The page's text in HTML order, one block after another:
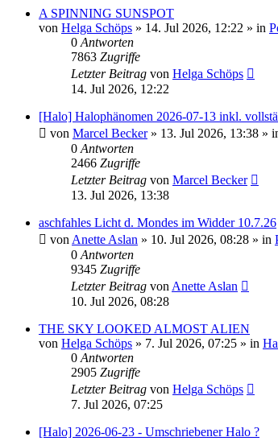
A SPINNING SUNSPOT
von Helga Schöps » 14. Jul 2026, 12:22 » in
0 Antworten
7863 Zugriffe
Letzter Beitrag von Helga Schöps
14. Jul 2026, 12:22
[Halo] Halophänomen 2026-07-13 inkl.
von Marcel Becker» 13. Jul 2026, 13:38 »
0 Antworten
2466 Zugriffe
Letzter Beitrag von Marcel Becker
13. Jul 2026, 13:38
aschfahles Licht d. Mondes im Widder 10.7.26
von Anette Aslan » 10. Jul 2026, 08:28 » in
0 Antworten
9345 Zugriffe
Letzter Beitrag von Anette Aslan
10. Jul 2026, 08:28
THE SKY LOOKED ALMOST ALIEN
von Helga Schöps » 7. Jul 2026, 07:25 » in
0 Antworten
2905 Zugriffe
Letzter Beitrag von Helga Schöps
7. Jul 2026, 07:25
[Halo] 2026-06-23 - Umschriebener Halo ?